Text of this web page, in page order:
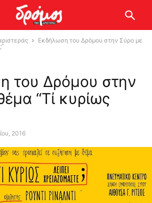
Εκδήλωση του Δρόμου στην Σύρο με
του Δρόμου στην
“Τί κυρίως
2016